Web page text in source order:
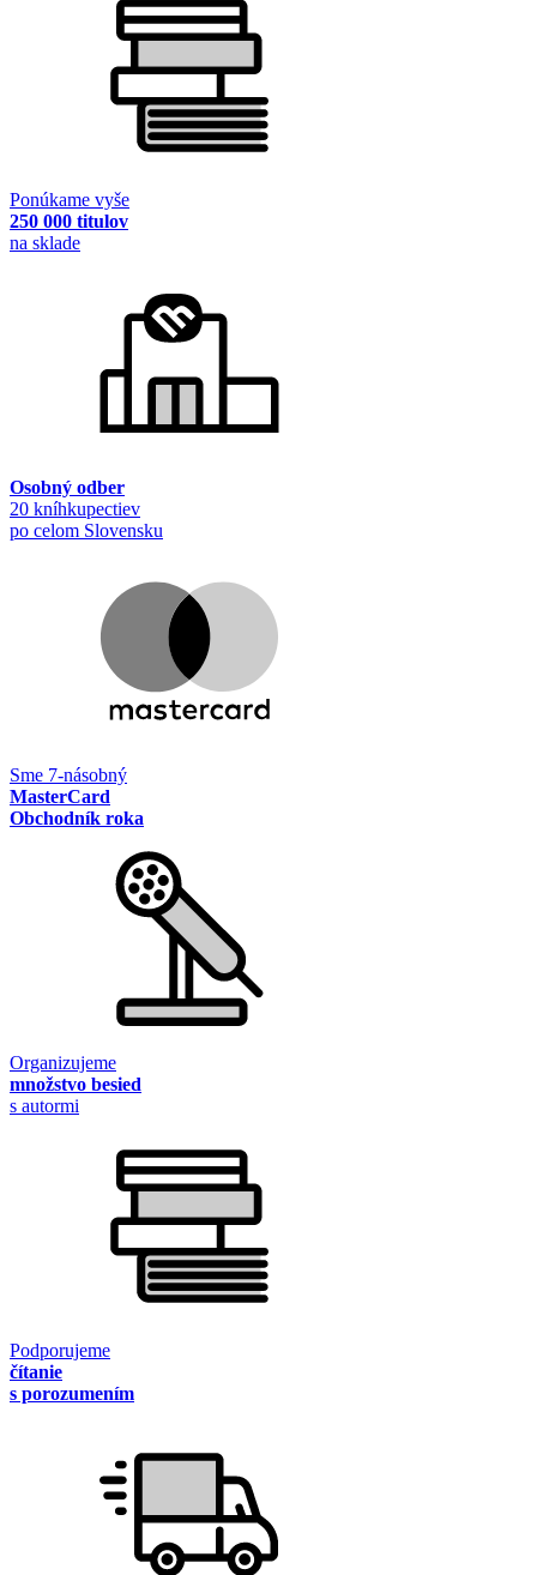
Ponúkame vyše
250 000 titulov
na sklade
Osobný odber
20 kníhkupectiev
po celom Slovensku
Sme 7-násobný
MasterCard
Obchodník roka
Organizujeme
množstvo besied
s autormi
Podporujeme
čítanie
s porozumením